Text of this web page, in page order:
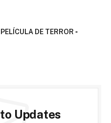
DE TERROR ▫️
Updates